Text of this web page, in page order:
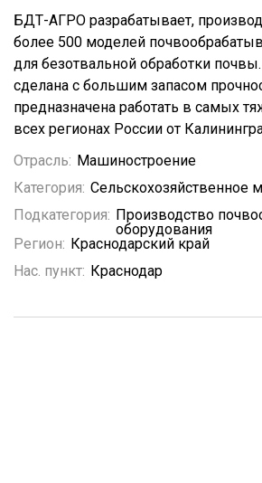
БДТ-АГРО разрабатывает,
более 500 моделей
для безотвальной обработки
сделана с большим запасом
предназначена работать в самых
всех регионах России от
Отрасль: Машиностроение
Категория: Сельскохозяйственное
Подкатегория: Производство
оборудования
Регион: Краснодарский край
Нас. пункт: Краснодар